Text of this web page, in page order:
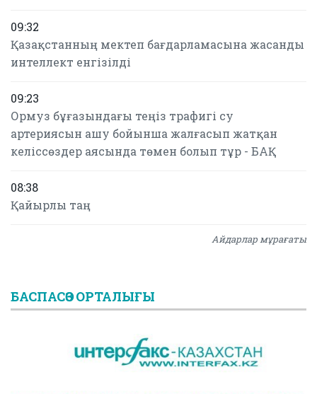
09:32
Қазақстанның мектеп бағдарламасына жасанды
интеллект енгізілді
09:23
Ормуз бұғазындағы теңіз трафигі су
артериясын ашу бойынша жалғасып жатқан
келіссөздер аясында төмен болып тұр - БАҚ
08:38
Қайырлы таң
Айдарлар мұрағаты
БАСПАСӨЗ ОРТАЛЫҒЫ